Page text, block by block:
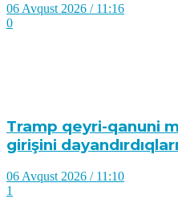
06 Avqust 2026 / 11:16
0
Tramp qeyri-qanuni
girişini
06 Avqust 2026 / 11:10
1